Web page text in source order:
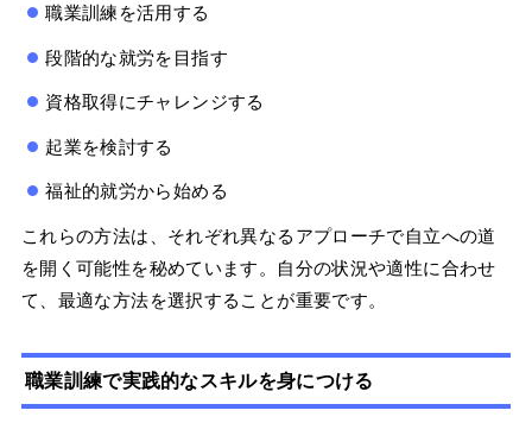
職業訓練を活用する
段階的な就労を目指す
資格取得にチャレンジする
起業を検討する
福祉的就労から始める
これらの方法は、それぞれ異なるアプローチで自立への道
を開く可能性を秘めています。自分の状況や適性に合わせ
て、最適な方法を選択することが重要です。
職業訓練で実践的なスキルを身につける